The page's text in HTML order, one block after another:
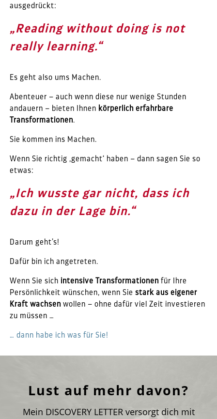
ausgedrückt:
„Reading without doing is not
really learning.“
Es geht also ums Machen.
Abenteuer – auch wenn diese nur wenige Stunden
andauern – bieten Ihnen körperlich erfahrbare
Transformationen.
Sie kommen ins Machen.
Wenn Sie richtig ‚gemacht‘ haben – dann sagen Sie so
etwas:
„Ich wusste gar nicht, dass ich
dazu in der Lage bin.“
Darum geht’s!
Dafür bin ich angetreten.
Wenn Sie sich intensive Transformationen für Ihre
Persönlichkeit wünschen, wenn Sie stark aus eigener
Kraft wachsen wollen – ohne dafür viel Zeit investieren
zu müssen …
… dann habe ich was für Sie!
Lust auf mehr davon?
Mein DISCOVERY LETTER versorgt dich mit